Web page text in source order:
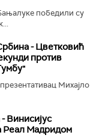
победили су
- Цветковић
против
Михајло
Винисијус
Реал Мадридом